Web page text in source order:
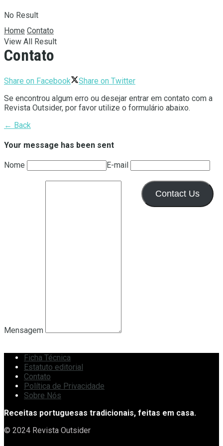
No Result
View All Result
Home Contato
Contato
Share on Facebook
Share on Twitter
Se encontrou algum erro ou desejar entrar em contato com a
Revista Outsider, por favor utilize o formulário abaixo.
← Back
Your message has been sent
Nome E-mail
Mensagem
Contact Us
Ficha Técnica
Estatuto editorial
Contato
Política de Privacidade
Sobre Nós
Receitas portuguesas tradicionais, feitas em casa.
© 2024 Revista Outsider